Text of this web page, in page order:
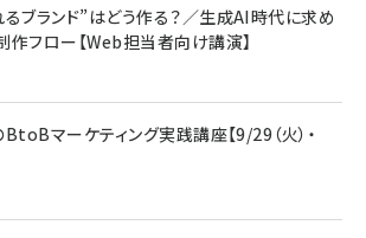
880
イヤー
6,980
Soundcore P31i (Bluetooth 6.1) 【完
全ワイヤレスイヤホン/アクティブノイズキャンセリ
グ/マルチポイント接続 / 最大50時間再生 / PSE
PowerLine III Flow USB-C & USB-C
/ 16 / 15 / Galaxy iPad Pro MacBook
Air 各種対応 (1.8m ミッドナイトブラック)
1,890
ャンペーン】
ブランド”はどう作る？／生成AI時代に求め
フロー【Web担当者向け講演】
マーケティング実践講座【9/29（火）・